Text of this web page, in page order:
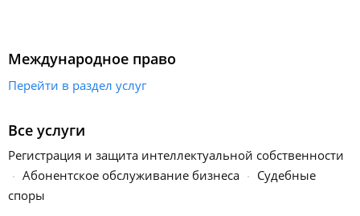
Международное право
Перейти в раздел услуг
Все услуги
Регистрация и защита интеллектуальной собственности
Абонентское обслуживание бизнеса
Судебные
споры